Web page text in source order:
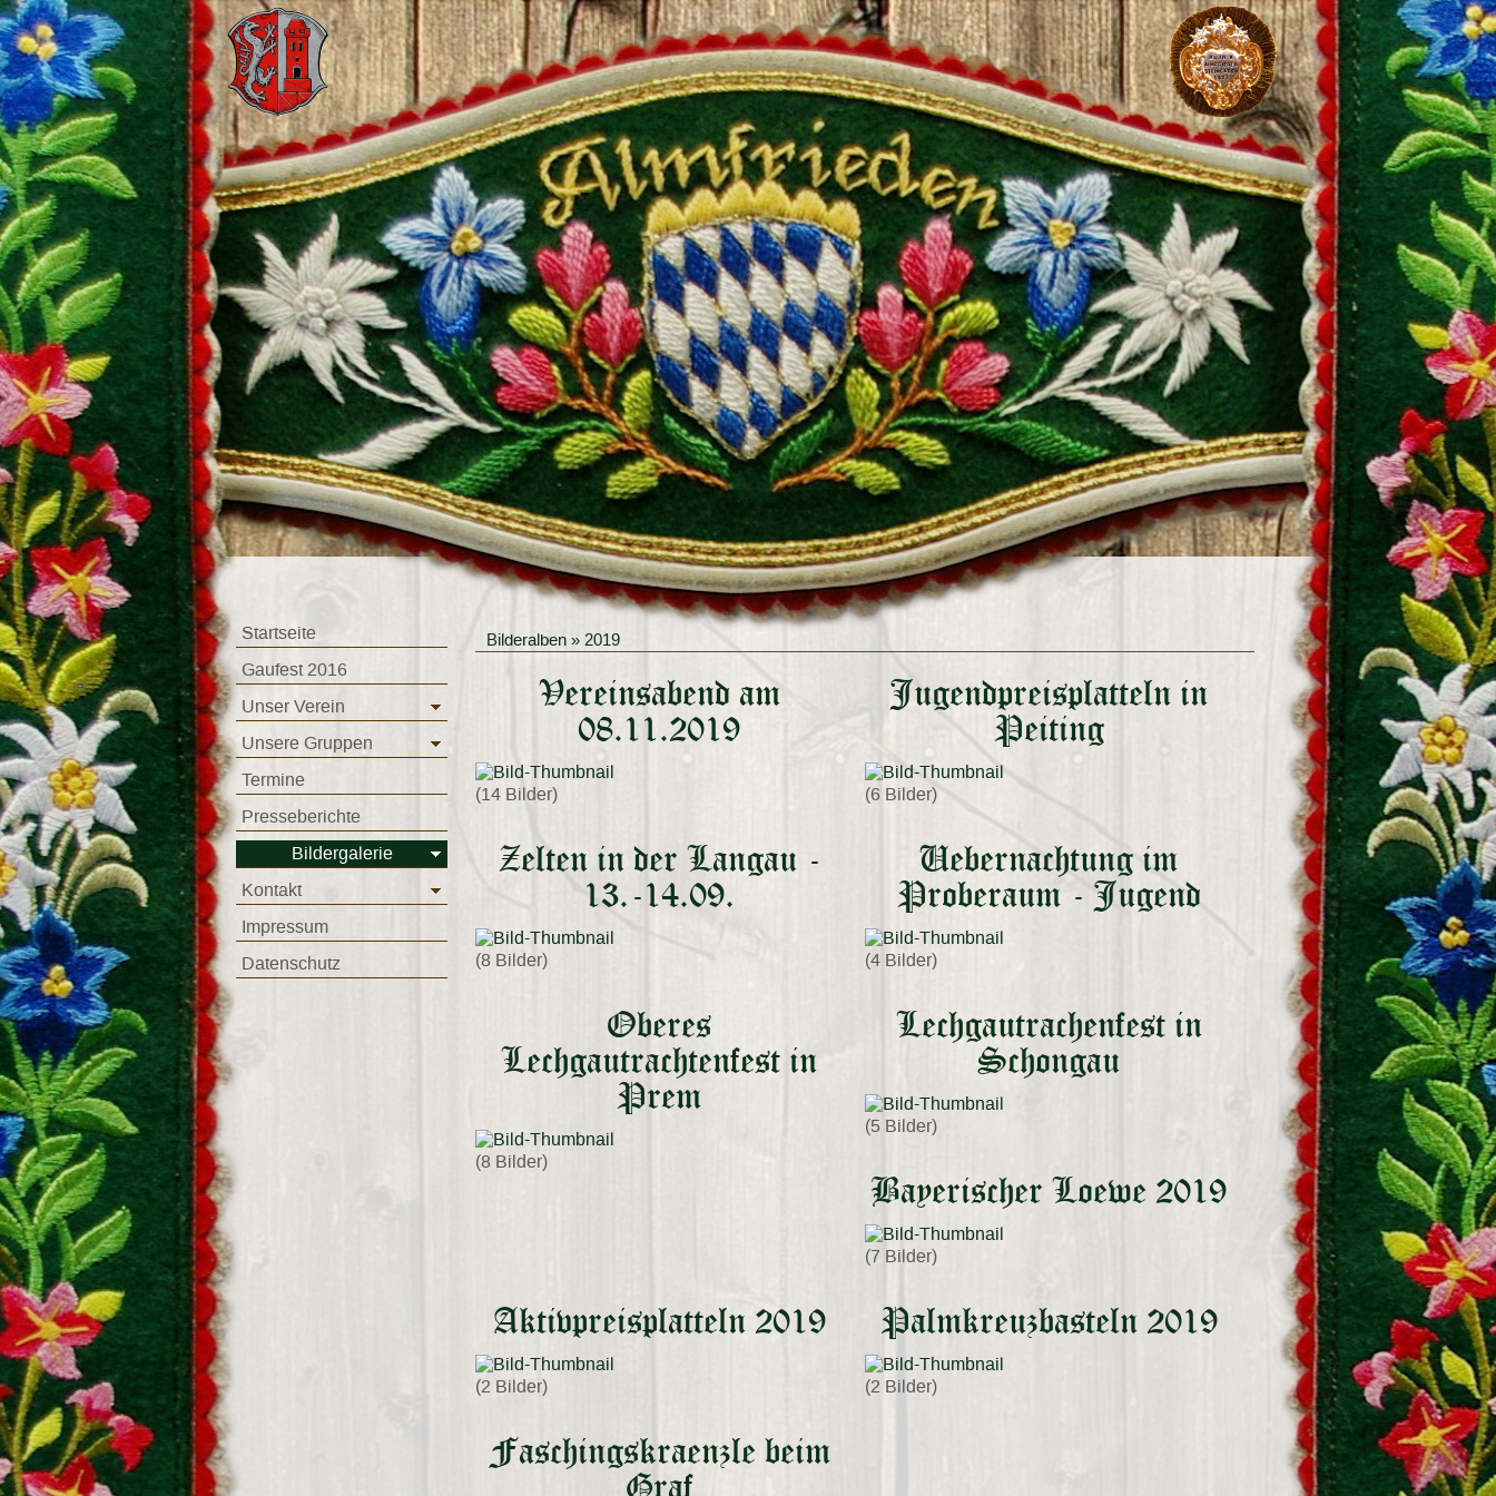
Startseite
Gaufest 2016
Unser Verein
Unsere Gruppen
Termine
Presseberichte
Bildergalerie
Kontakt
Impressum
Datenschutz
Bilderalben » 2019
Vereinsabend am
08.11.2019
(14 Bilder)
Jugendpreisplatteln in
Peiting
(6 Bilder)
Zelten in der Langau -
13.-14.09.
(8 Bilder)
Uebernachtung im
Proberaum - Jugend
(4 Bilder)
Oberes
Lechgautrachtenfest in
Prem
(8 Bilder)
Lechgautrachenfest in
Schongau
(5 Bilder)
Bayerischer Loewe 2019
(7 Bilder)
Aktivpreisplatteln 2019
(2 Bilder)
Palmkreuzbasteln 2019
(2 Bilder)
Faschingskraenzle beim
Graf